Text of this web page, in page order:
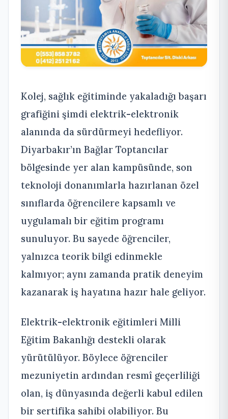
Kolej, sağlık eğitiminde yakaladığı başarı
grafiğini şimdi elektrik-elektronik
alanında da sürdürmeyi hedefliyor.
Diyarbakır’ın Bağlar Toptancılar
bölgesinde yer alan kampüsünde, son
teknoloji donanımlarla hazırlanan özel
sınıflarda öğrencilere kapsamlı ve
uygulamalı bir eğitim programı
sunuluyor. Bu sayede öğrenciler,
yalnızca teorik bilgi edinmekle
kalmıyor; aynı zamanda pratik deneyim
kazanarak iş hayatına hazır hale geliyor.
Elektrik-elektronik eğitimleri Milli
Eğitim Bakanlığı destekli olarak
yürütülüyor. Böylece öğrenciler
mezuniyetin ardından resmî geçerliliği
olan, iş dünyasında değerli kabul edilen
bir sertifika sahibi olabiliyor. Bu